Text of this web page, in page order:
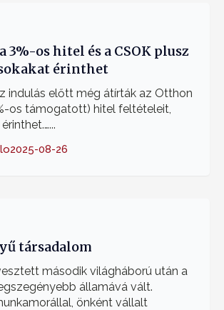
3%-os hitel és a CSOK plusz
érinthet
indulás előtt még átírták az Otthon
os támogatott) hitel feltételeit,
2025-08-26
társadalom
második világháború után a
államává vált.
önként vállalt